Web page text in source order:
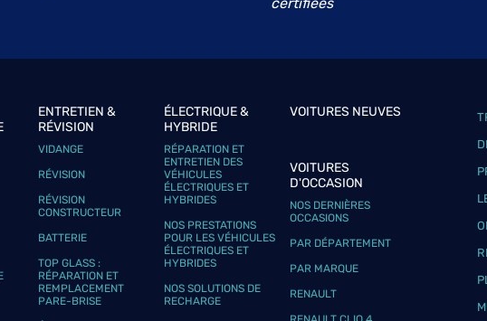
ENTRETIEN &
RÉVISION
VIDANGE
RÉVISION
RÉVISION
CONSTRUCTEUR
BATTERIE
TOP GLASS :
RÉPARATION ET
REMPLACEMENT
PARE-BRISE
ÉLECTRIQUE &
HYBRIDE
RÉPARATION ET
ENTRETIEN DES
VÉHICULES
ÉLECTRIQUES ET
HYBRIDES
NOS PRESTATIONS
POUR LES VÉHICULES
ÉLECTRIQUES ET
HYBRIDES
NOS SOLUTIONS DE
RECHARGE
VOITURES NEUVES
VOITURES
D'OCCASION
NOS DERNIÈRES
OCCASIONS
PAR DÉPARTEMENT
PAR MARQUE
RENAULT